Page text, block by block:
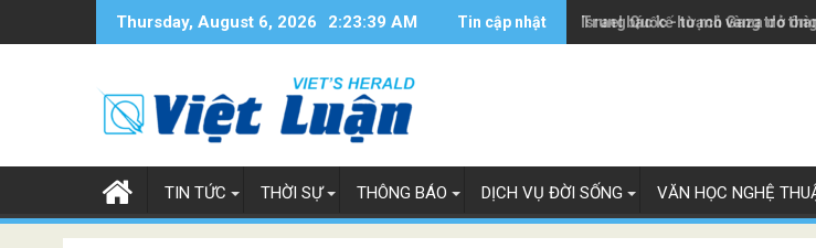
Thursday, August 6, 2026 2:23:41 AM Tin cập nhật Trung Quốc - từ mỏ vàng trở
Israel bác kế hoạch Gaza do
TIN TỨC THỜI SỰ THÔNG BÁO DỊCH VỤ ĐỜI SỐNG VĂN HỌC NGHỆ